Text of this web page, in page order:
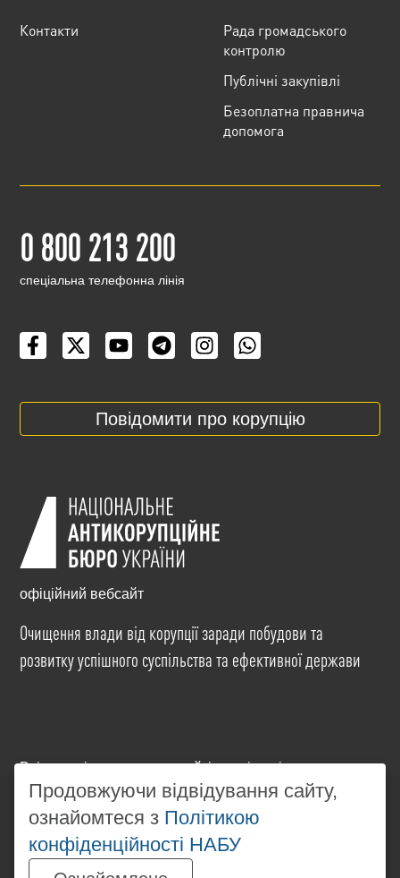
Контакти
Рада громадського
контролю
Публічні закупівлі
Безоплатна правнича
допомога
0 800 213 200
cпеціальна телефонна лінія
Повідомити про корупцію
офіційний вебсайт
Очищення влади від корупції заради побудови та
розвитку успішного суспільства та ефективної держави
Всі матеріали на цьому сайті розміщені на умовах
ліцензіїCreative Commons Attribution-NonCommercial-
NoDerivatives 4.0 International. Використання будь-
яких матеріалів, розміщених на сайті, дозволяється
за умови посилання наwww.nabu.gov.ua
незалежності від повного або часткового
Продовжуючи відвідування сайту,
ознайомтеся з Політикою
конфіденційності НАБУ